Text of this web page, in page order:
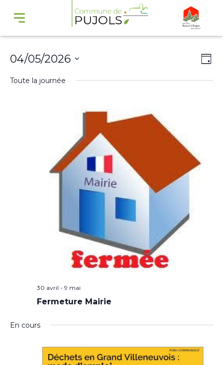
Jour
04/05/2026
Toute la journée
30 avril - 9 mai
Fermeture Mairie
En cours